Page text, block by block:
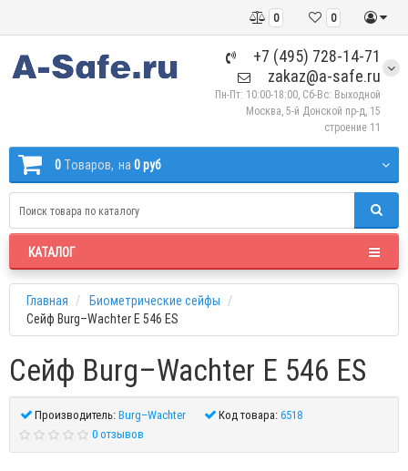
0
0
+7 (495) 728-14-71
zakaz@a-safe.ru
Пн-Пт: 10:00-18:00, Сб-Вс: Выходной
Москва, 5-й Донской пр-д, 15
строение 11
0 Tоваров, на 0 руб
КАТАЛОГ
Главная
Биометрические сейфы
Сейф Burg–Wachter E 546 ES
Сейф Burg–Wachter E 546 ES
Производитель:Burg–Wachter Код товара:6518
0 отзывов